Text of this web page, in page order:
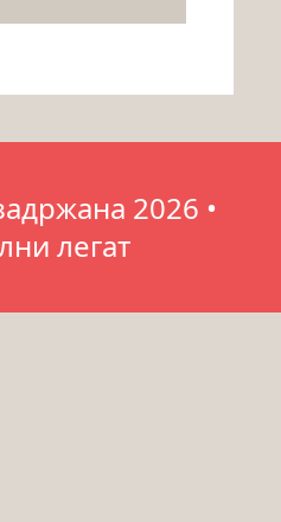
2026 •
легат